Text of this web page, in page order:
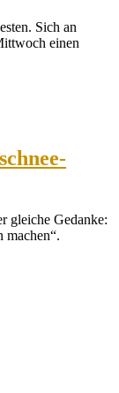
Sich an
einen
gleiche Gedanke:
machen“.